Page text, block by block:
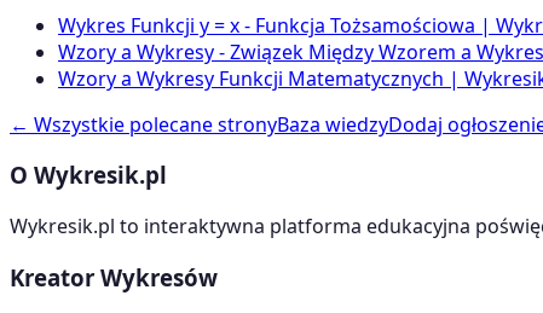
Wykres Funkcji y = x - Funkcja Tożsamościowa |
Wzory a Wykresy - Związek Między Wzorem a
Wzory a Wykresy Funkcji Matematycznych |
← Wszystkie polecane stronyBaza wiedzyDodaj
O Wykresik.pl
Wykresik.pl to interaktywna platforma edukacyjna
Kreator Wykresów